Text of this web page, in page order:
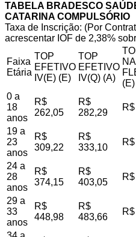
TABELA BRADESCO
CATARINA COMPULSÓRIO
Taxa de Inscrição: (Por
acrescentar IOF de 2,38%
Faixa
Etária
TOP
EFETIVO
IV(E) (E)
TOP
EFETIVO
IV(Q) (A)
(E)
0 a
18
anos
R$
262,05
R$
282,29
19 a
23
anos
R$
309,22
R$
333,10
24 a
28
anos
R$
374,15
R$
403,05
29 a
33
anos
R$
448,98
R$
483,66